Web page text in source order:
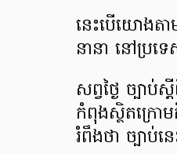
នេះ​បើ​យោង​តា
នានា នៅ​ប្រ
សព្វ​ថ្ងៃ ច្បាប់​
កំពុងស្ថិត​ក្រោម​
រំពឹង​ថា ច្បាប់​